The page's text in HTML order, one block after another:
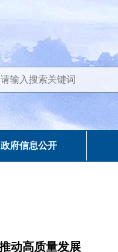
政府信息公开
动高质量发展